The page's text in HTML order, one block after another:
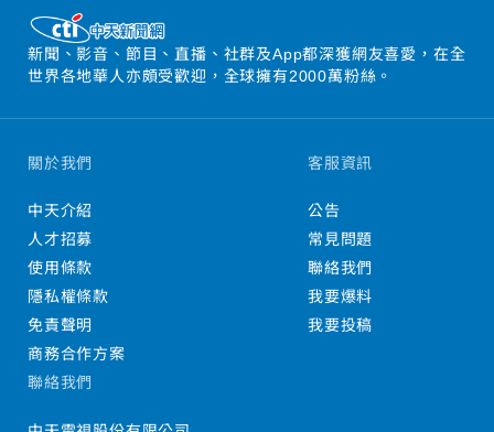
新聞、影音、節目、直播、社群及App都深獲網友喜愛，在全
世界各地華人亦頗受歡迎，全球擁有2000萬粉絲。
關於我們
中天介紹
人才招募
使用條款
隱私權條款
免責聲明
商務合作方案
客服資訊
公告
常見問題
聯絡我們
我要爆料
我要投稿
聯絡我們